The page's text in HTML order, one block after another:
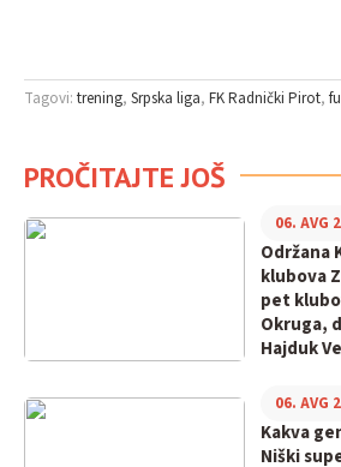
Tagovi: trening Srpska liga FK Radnički Pirot
PROČITAJTE JOŠ
Održana
klubova
pet
Okruga,
Hajduk
06. AVG
Kakva
Niški
06. AVG